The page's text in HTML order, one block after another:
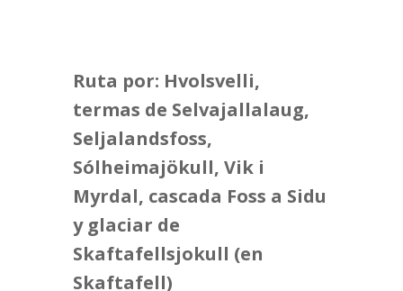
Ruta por: Hvolsvelli,
termas de Selvajallalaug,
Seljalandsfoss,
Sólheimajökull, Vik i
Myrdal, cascada Foss a Sidu
y glaciar de
Skaftafellsjokull (en
Skaftafell)